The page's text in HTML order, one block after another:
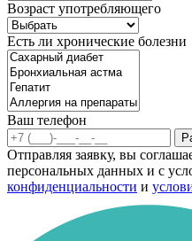
Возраст употребляющего
Есть ли хронические болезни
Ваш телефон
Отправляя заявку, вы
персональных данных и с
конфиденциальности и